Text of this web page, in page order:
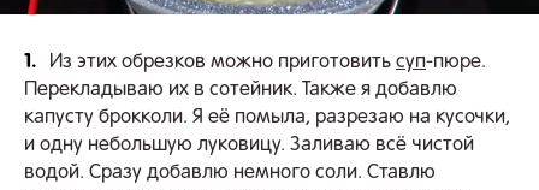
1. Из этих обрезков можно приготовить суп-пюре.
Перекладываю их в сотейник. Также я добавлю
капусту брокколи. Я её помыла, разрезаю на кусочки,
и одну небольшую луковицу. Заливаю всё чистой
водой. Сразу добавлю немного соли. Ставлю